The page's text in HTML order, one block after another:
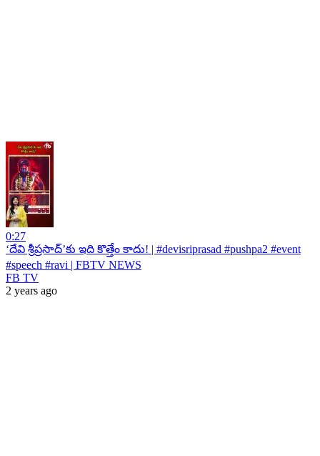
0:27
‘దేవి శ్రీప్రసాద్’కు ఇది కొత్తేం కాదు! | #devisriprasad #pushpa2 #event
#speech #ravi | FBTV NEWS
FB TV
2 years ago